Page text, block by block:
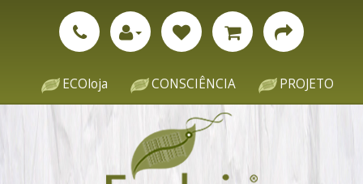
ECOloja CONSCIÊNCIA PROJETO